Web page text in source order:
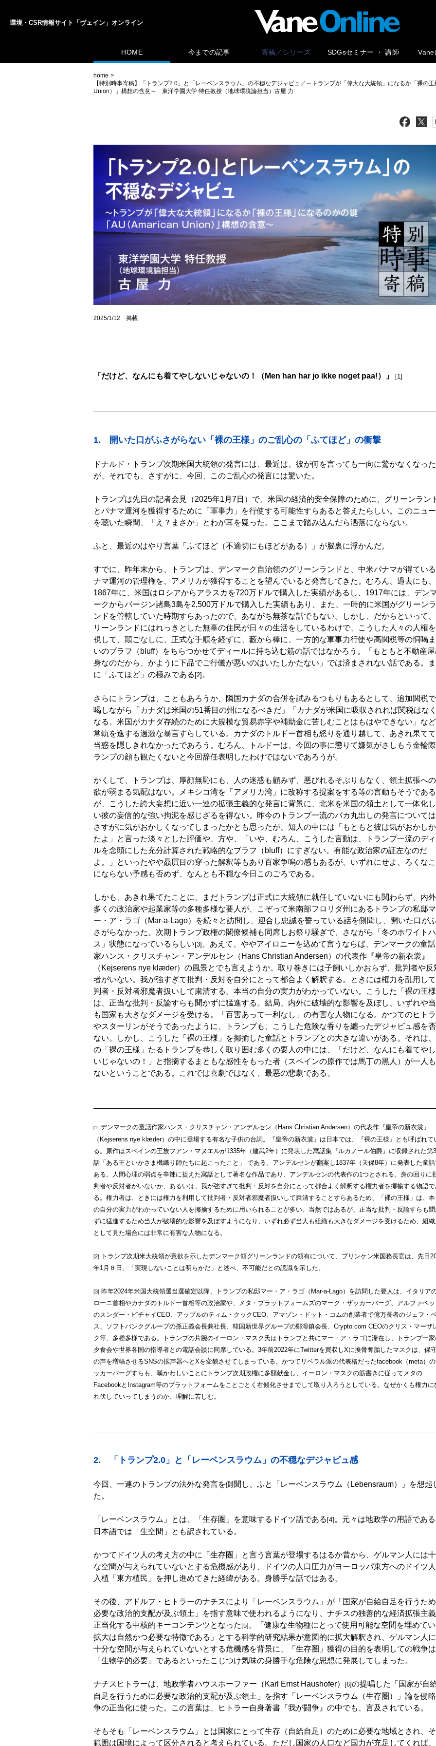
環境・CSR情報サイト「ヴェイン」オンライン
HOME 今までの記事 寄稿／シリーズ SDGsセミナー ・ 講師 Vane
home
【特別時事寄稿】「トランプ2.0」と「レーベンスラウム」の不穏なデジャビュ／～トランプが「偉大な大統領」になるか「裸の
Union）」構想の含意～ 東洋学園大学 特任教授（地球環境論担当）古屋 力
2025/1/12 掲載
「だけど、なんにも着てやしないじゃないの！（Men han har jo ikke noget paa!）」 [1]
1. 開いた口がふさがらない「裸の王様」のご乱心の「ふてほど」の衝撃
ドナルド・トランプ次期米国大統領の発言には、最近は、彼が何を言っても一向に驚かなくなった
が、それでも、さすがに、今回、このご乱心の発言には驚いた。
トランプは先日の記者会見（2025年1月7日）で、米国の経済的安全保障のために、グリーンラン
とパナマ運河を獲得するために「軍事力」を行使する可能性すらあると答えたらしい。このニュ
を聴いた瞬間、「え？まさか」とわが耳を疑った。ここまで踏み込んだら洒落にならない。
ふと、最近のはやり言葉「ふてほど（不適切にもほどがある）」が脳裏に浮かんだ。
すでに、昨年末から、トランプは、デンマーク自治領のグリーンランドと、中米パナマが得てい
ナマ運河の管理権を、アメリカが獲得することを望んでいると発言してきた。むろん、過去にも、
1867年に、米国はロシアからアラスカを720万ドルで購入した実績があるし、1917年には、デン
ークからバージン諸島3島を2,500万ドルで購入した実績もあり、また、一時的に米国がグリーンラ
ンドを管轄していた時期すらあったので、あながち無茶な話でもない。しかし、だからといって
リーンランドにはれっきとした無辜の住民が日々の生活をしているわけで、こうした人々の人権
視して、頭ごなしに、正式な手順を経ずに、藪から棒に、一方的な軍事力行使や高関税等の恫喝
いのブラフ（bluff）をちらつかせてディールに持ち込む筋の話ではなかろう。「もともと不動産屋
身なのだから、かように下品でご行儀が悪いのはいたしかたない」では済まされない話である。ま
に「ふてほど」の極みである [2] 。
さらにトランプは、こともあろうか、隣国カナダの合併を試みるつもりもあるとして、追加関税
喝しながら「カナダは米国の51番目の州になるべきだ」「カナダが米国に吸収されれば関税はなく
なる。米国がカナダ存続のために大規模な貿易赤字や補助金に苦しむことはもはやできない」など
常軌を逸する過激な暴言すらしている。カナダのトルドー首相も怒りを通り越して、あきれ果てて
当惑を隠しきれなかったであろう。むろん、トルドーは、今回の事に懲りて嫌気がさしもう金輪際
ランプの顔も観たくないと今回辞任表明したわけではないであろうが。
かくして、トランプは、厚顔無恥にも、人の迷惑も顧みず、悪びれるそぶりもなく、領土拡張へ
欲が弱まる気配はない。メキシコ湾を「アメリカ湾」に改称する提案をする等の言動もそうである
が、こうした誇大妄想に近い一連の拡張主義的な発言に背景に、北米を米国の領土として一体化
い彼の妄信的な強い拘泥を感じざるを得ない。昨今のトランプ一流のバカ丸出しの発言については
さすがに気がおかしくなってしまったかとも思ったが、知人の中には「もともと彼は気がおかし
たよ」と言った淡々とした評価や、方や、「いや、むろん、こうした言動は、トランプ一流のデ
ルを念頭にした充分計算された戦略的なブラフ（bluff）にすぎない。有能な政治家の証左なのだ
よ。」といったやや贔屓目の穿った解釈等もあり百家争鳴の感もあるが、いずれにせよ、ろくなこ
にならない予感も否めず、なんとも不穏な今日このごろである。
しかも、あきれ果てたことに、まだトランプは正式に大統領に就任していないにも関わらず、内
多くの政治家や起業家等の多種多様な要人が、こぞって米南部フロリダ州にあるトランプの私邸マ
ー・ア・ラゴ（Mar-a-Lago）を続々と訪問し、迎合し忠誠を誓っている話を側聞し、開いた口がふ
さがらなかった。次期トランプ政権の閣僚候補も同席しお祭り騒ぎで、さながら「冬のホワイト
ス」状態になっているらしい [3] 。あえて、ややアイロニーを込めて言うならば、デンマークの童
家ハンス・クリスチャン・アンデルセン（Hans Christian Andersen）の代表作『皇帝の新衣裳』
（Kejserens nye klæder）の風景とでも言えようか。取り巻きには子飼いしかおらず、批判者や反
者がいない。我が強すぎて批判・反対を自分にとって都合よく解釈する。ときには権力を乱用し
判者・反対者邪魔者扱いして粛清する。本当の自分の実力がわかっていない。こうした「裸の王様
は、正当な批判・反論すらも聞かずに猛進する。結局、内外に破壊的な影響を及ぼし、いずれや当
も国家も大きなダメージを受ける。「百害あって一利なし」の有害な人物になる。かつてのヒト
やスターリンがそうであったように、トランプも、こうした危険な香りを纏ったデジャビュ感を
ない。しかし、こうした「裸の王様」を揶揄した童話とトランプとの大きな違いがある。それは、
の「裸の王様」たるトランプを恭しく取り囲む多くの要人の中には、「だけど、なんにも着てや
いじゃないの！」と指摘するまともな感性をもった者（スペインの原作では馬丁の黒人）が一人
ないということである。これでは喜劇ではなく、最悪の悲劇である。
[1] デンマークの童話作家ハンス・クリスチャン・アンデルセン（Hans Christian Andersen）の代表作『皇帝の新衣裳』
（Kejserens nye klæder）の中に登場する有名な子供の台詞。『皇帝の新衣裳』は日本では、『裸の王様』とも呼ばれて
る。原作はスペインの王族フアン・マヌエルが1335年（建武2年）に発表した寓話集『ルカノール伯爵』に収録された第
話「ある王といかさま機織り師たちに起こったこと」 である。アンデルセンが翻案し1837年（天保8年）に発表した童
ある。人間心理の弱点を辛辣に捉えた寓話として著名な作品であり、アンデルセンの代表作の1つとされる。身の回りに
判者や反対者がいないか、あるいは、我が強すぎて批判・反対を自分にとって都合よく解釈する権力者を揶揄する物語で
る。権力者は、ときには権力を利用して批判者・反対者邪魔者扱いして粛清することすらあるため、「裸の王様」は、本
の自分の実力がわかっていない人を揶揄するために用いられることが多い。当然ではあるが、正当な批判・反論すらも
ずに猛進するため当人が破壊的な影響を及ぼすようになり、いずれ必ず当人も組織も大きなダメージを受けるため、組織
として見た場合には非常に有害な人物になる。
[2]
トランプ次期米大統領が意欲を示したデンマーク領グリーンランドの領有について、ブリンケン米国務長官は、先日
年1月８日、「実現しないことは明らかだ」と述べ、不可能だとの認識を示した。
[3] 昨年2024年米国大統領選当選確定以降、トランプの私邸マー・ア・ラゴ（Mar-a-Lago）を訪問した要人は、イタリア
ローニ首相やカナダのトルドー首相等の政治家や、メタ・プラットフォームズのマーク・ザッカーバーグ、アルファベッ
のスンダー・ピチャイCEO、アップルのティム・クックCEO、アマゾン・ドット・コムの創業者で億万長者のジェフ・
ス、ソフトバンクグループの孫正義会長兼社長、韓国新世界グループの鄭溶鎮会長、Crypto.com CEOのクリス・マーザ
ク等、多種多様である。トランプの片腕のイーロン・マスク氏はトランプと共にマー・ア・ラゴに滞在し、トランプ一
夕食会や世界各国の指導者との電話会談に同席している。3年前2022年にTwitterを買収しXに換骨奪胎したマスクは、保
の声を増幅させるSNSの拡声器へとXを変貌させてしまっている。かつてリベラル派の代表格だったfacebook（meta）
ッカーバーグすらも、嘆かわしいことにトランプ次期政権に多額献金し、イーロン・マスクの筋書きに従ってメタの
FacebookとInstagram等のプラットフォームをことごとく右傾化させまでして取り入ろうとしている。なぜかくも権力に
れ伏していってしまうのか、理解に苦しむ。
2. 「トランプ2.0」と「レーベンスラウム」の不穏なデジャビュ感
今回、一連のトランプの法外な発言を側聞し、ふと「レーベンスラウム（Lebensraum）」を想起
た。
「レーベンスラウム」とは、「生存圏」を意味するドイツ語である [4] 。元々は地政学の用語である
日本語では「生空間」とも訳されている。
かつてドイツ人の考え方の中に「生存圏」と言う言葉が登場するはるか昔から、ゲルマン人には
な空間が与えられていないとする危機感があり、ドイツの人口圧力がヨーロッパ東方へのドイツ
入植「東方植民」を押し進めてきた経緯がある。身勝手な話ではある。
その後、アドルフ・ヒトラーのナチスにより「レーベンスラウム」が「国家が自給自足を行うた
必要な政治的支配が及ぶ領土」を指す意味で使われるようになり、ナチスの独善的な経済拡張主
正当化する中核的キーコンテンツとなった [5] 。「健康な生物種にとって使用可能な空間を埋めてい
拡大は自然かつ必要な特徴である」とする科学的研究結果が意図的に拡大解釈され、ゲルマン人
十分な空間が与えられていないとする危機感を背景に、「生存圏」獲得の目的を表明しての戦争は
「生物学的必要」であるといったこじつけ気味の身勝手な危険な思想に発展してしまった。
ナチスヒトラーは、地政学者ハウスホーファー（Karl Ernst Haushofer） [6]の提唱した「国家が自
自足を行うために必要な政治的支配が及ぶ領土」を指す「レーベンスラウム（生存圏）」論を侵
争の正当化に使った。この言葉は、ヒトラー自身著書『我が闘争』の中でも、言及されている。
そもそも「レーベンスラウム」とは国家にとって生存（自給自足）のために必要な地域とされ、
範囲は国境によって区分されると考えられている。ただし国家の人口など国力が充足してくれば、